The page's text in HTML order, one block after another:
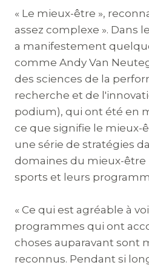
« Le mieux-être »,
assez complexe ». Dans
a manifestement
comme Andy Van
des sciences de la
recherche et de
podium), qui ont été en
ce que signifie le mieux-
une série de stratégies
domaines du mieux-être
sports et leurs
« Ce qui est agréable à
programmes qui ont
choses auparavant sont
reconnus. Pendant si